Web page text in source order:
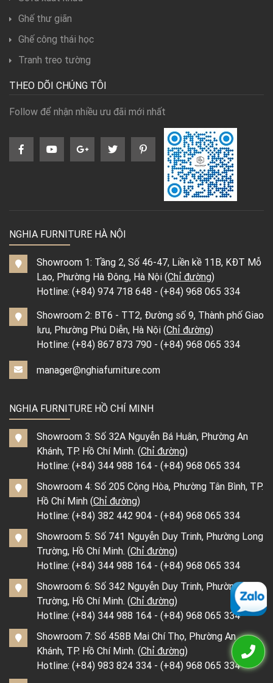
Ghế thư giãn
Ghế công thái học
Tranh treo tường
THEO DÕI CHÚNG TÔI
Follow để nhận nhiều ưu đãi mới nhất
NGHIA FURNITURE HÀ NỘI
Showroom 1: Tầng 2, Số 46-47, Liền kề 11B, KĐT Mỗ
Lao, Phường Hà Đông, Hà Nội (Chỉ đường)
Hotline: (+84) 974 718 648 - (+84) 968 065 334
Showroom 2: BT6 - TT2, Đường số 9, Thành phố Giao
lưu, Phường Phú Diễn, Hà Nội (Chỉ đường)
Hotline: (+84) 867 873 790 - (+84) 968 065 334
manager@nghiafurniture.com
NGHIA FURNITURE HỒ CHÍ MINH
Showroom 3: Số 32A Nguyễn Bá Huân, Phường An
Khánh, TP. Hồ Chí Minh. (Chỉ đường)
Hotline: (+84) 344 988 164 - (+84) 968 065 334
Showroom 4: Số 205 Cộng Hòa, Phường Tân Bình, TP.
Hồ Chí Minh (Chỉ đường)
Hotline: (+84) 382 442 904 - (+84) 968 065 334
Showroom 5: Số 741 Nguyễn Duy Trinh, Phường Long
Trường, Hồ Chí Minh. (Chỉ đường)
Hotline: (+84) 344 988 164 - (+84) 968 065 334
Showroom 6: Số 342 Nguyễn Duy Trinh, Phường Long
Trường, Hồ Chí Minh. (Chỉ đường)
Hotline: (+84) 344 988 164 - (+84) 968 065 334
Showroom 7: Số 458B Mai Chí Thọ, Phường An
Khánh, TP. Hồ Chí Minh. (Chỉ đường)
Hotline: (+84) 983 824 334 - (+84) 968 065 334